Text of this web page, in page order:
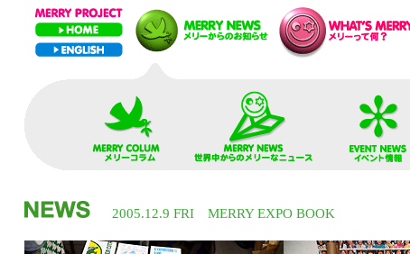
2005.12.9 FRI MERRY EXPO BOOK